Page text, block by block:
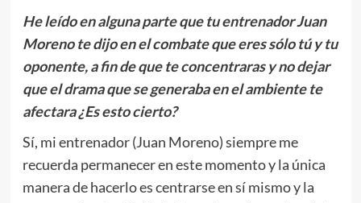
He leído en alguna parte que tu entrenador Juan
Moreno te dijo en el combate que eres sólo tú y tu
oponente, a fin de que te concentraras y no dejar
que el drama que se generaba en el ambiente te
afectara ¿Es esto cierto?
Sí, mi entrenador (Juan Moreno) siempre me
recuerda permanecer en este momento y la única
manera de hacerlo es centrarse en sí mismo y la